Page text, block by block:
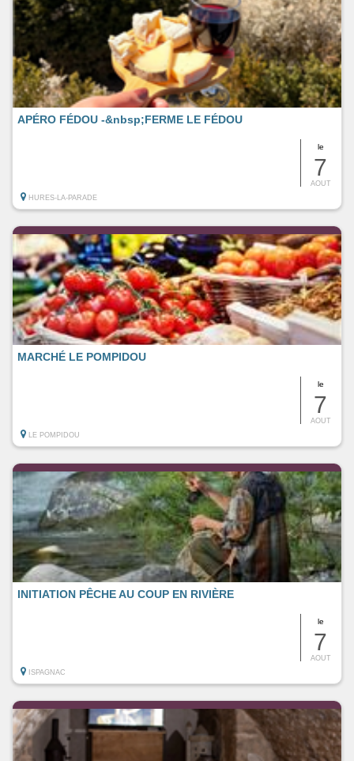
le
7
AOUT
APÉRO FÉDOU -&nbsp;FERME LE FÉDOU
HURES-LA-PARADE
le
7
AOUT
MARCHÉ LE POMPIDOU
LE POMPIDOU
le
7
AOUT
INITIATION PÊCHE AU COUP EN RIVIÈRE
ISPAGNAC